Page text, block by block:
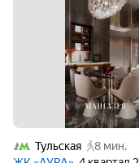
Тульская
8 мин.